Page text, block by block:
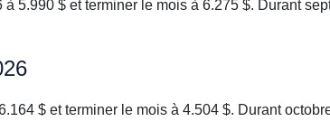
5.990 $ et terminer le mois à 6.275 $. Durant
$ et terminer le mois à 4.504 $. Durant